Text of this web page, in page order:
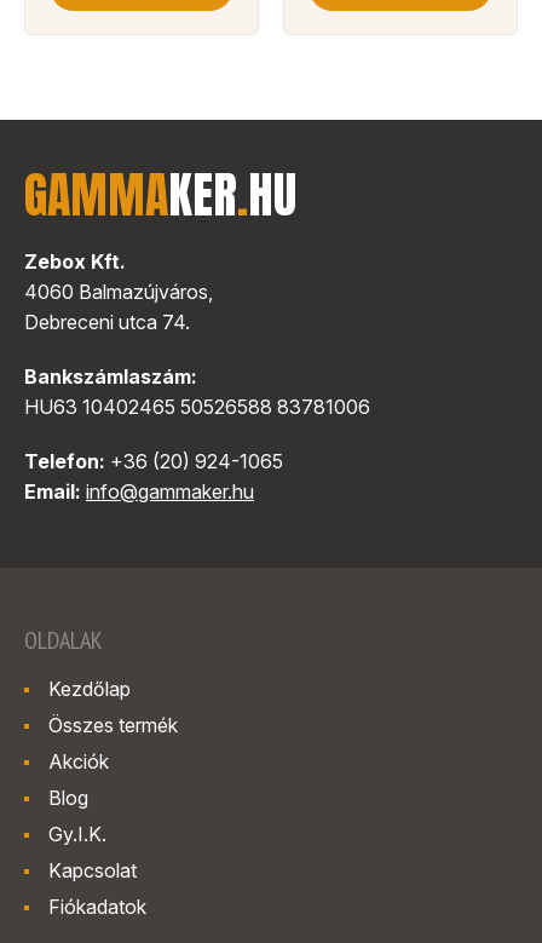
GAMMAKER.HU
Zebox Kft.
4060 Balmazújváros,
Debreceni utca 74.
Bankszámlaszám:
HU63 10402465 50526588 83781006
Telefon: +36 (20) 924-1065
Email: info@gammaker.hu
OLDALAK
Kezdőlap
Összes termék
Akciók
Blog
Gy.I.K.
Kapcsolat
Fiókadatok